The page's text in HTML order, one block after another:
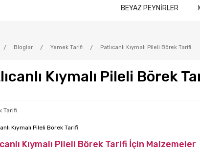
BEYAZ PEYNİRLER
Bloglar Yemek Tarifi Patlıcanlı Kıymalı Pileli Börek Tarifi
Kıymalı Pileli Börek
Tarifi
Kıymalı Pileli Börek Tarifi İçin Malzemeler